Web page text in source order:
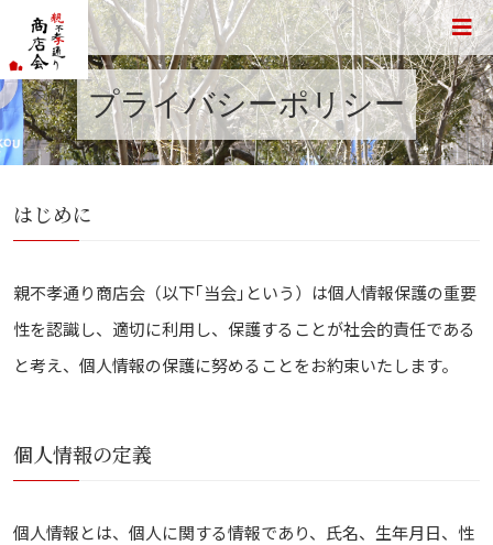
プライバシーポリシー
はじめに
親不孝通り商店会（以下｢当会｣という）は個人情報保護の重要
性を認識し、適切に利用し、保護することが社会的責任である
と考え、個人情報の保護に努めることをお約束いたします。
個人情報の定義
個人情報とは、個人に関する情報であり、氏名、生年月日、性